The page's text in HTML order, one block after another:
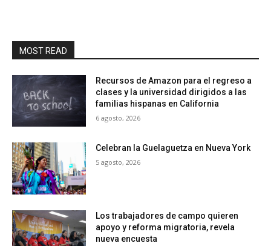
MOST READ
Recursos de Amazon para el regreso a
clases y la universidad dirigidos a las
familias hispanas en California
6 agosto, 2026
Celebran la Guelaguetza en Nueva York
5 agosto, 2026
Los trabajadores de campo quieren
apoyo y reforma migratoria, revela
nueva encuesta